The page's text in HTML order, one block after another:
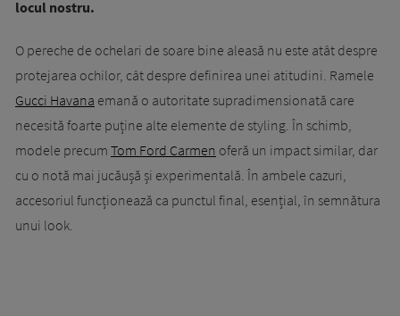
locul nostru.
O pereche de ochelari de soare bine aleasă nu este atât despre
protejarea ochilor, cât despre definirea unei atitudini. Ramele
Gucci Havana emană o autoritate supradimensionată care
necesită foarte puține alte elemente de styling. În schimb,
modele precum Tom Ford Carmen oferă un impact similar, dar
cu o notă mai jucăușă și experimentală. În ambele cazuri,
accesoriul funcționează ca punctul final, esențial, în semnătura
unui look.